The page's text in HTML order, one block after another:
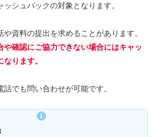
ッシュバックの対象となります。
資料の提出を求めることがあります。
や確認にご協力できない場合にはキャッ
ります。
でも問い合わせが可能です。